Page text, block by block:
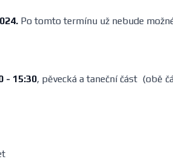
Po tomto termínu už nebude
- 15:30, pěvecká a taneční část (obě